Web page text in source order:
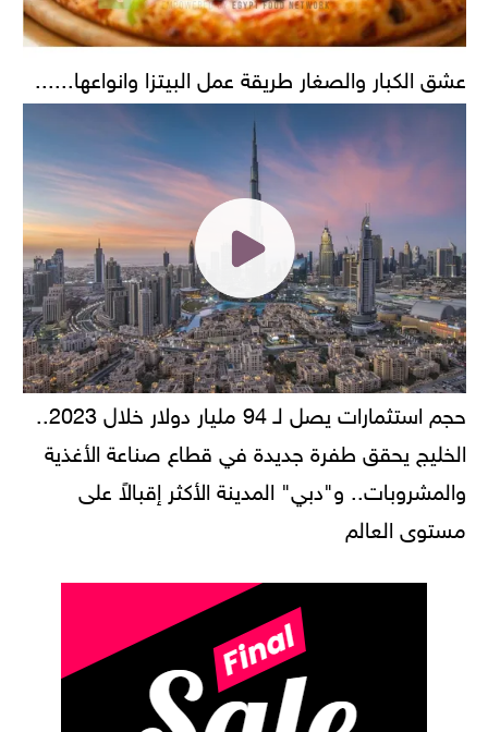
عشق الكبار والصغار طريقة عمل البيتزا وانواعها......
الخليج يحقق طفرة جديدة في قطاع صناعة الأغذية
والمشروبات.. و"دبي" المدينة الأكثر إقبالاً على
مستوى العالم